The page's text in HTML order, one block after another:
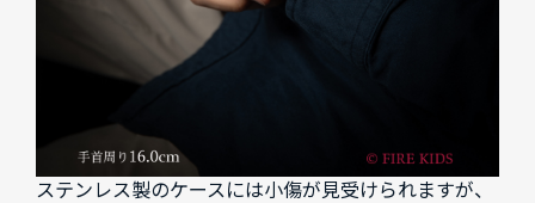
ステンレス製のケースには小傷が見受けられますが、